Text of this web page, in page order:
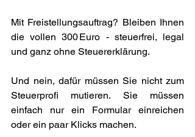
Mit Freistellungsauftrag? Bleiben Ihnen
die vollen 300 Euro - steuerfrei, legal
und ganz ohne Steuererklärung.
Und nein, dafür müssen Sie nicht zum
Steuerprofi mutieren. Sie müssen
einfach nur ein Formular einreichen
oder ein paar Klicks machen.